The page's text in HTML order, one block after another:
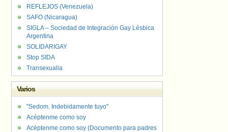
REFLEJOS (Venezuela)
SAFO (Nicaragua)
SIGLA – Sociedad de Integración Gay Lésbica
Argentina
SOLIDARIGAY
Stop SIDA
Transexualia
Varios
"Sedom. Indebidamente tuyo"
Acéptenme como soy
Acéptenme como soy (Documento para padres